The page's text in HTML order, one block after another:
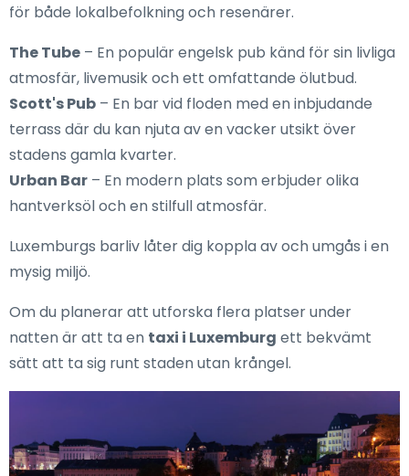
för både lokalbefolkning och resenärer.
The Tube – En populär engelsk pub känd för sin livliga
atmosfär, livemusik och ett omfattande ölutbud.
Scott's Pub – En bar vid floden med en inbjudande
terrass där du kan njuta av en vacker utsikt över
stadens gamla kvarter.
Urban Bar – En modern plats som erbjuder olika
hantverksöl och en stilfull atmosfär.
Luxemburgs barliv låter dig koppla av och umgås i en
mysig miljö.
Om du planerar att utforska flera platser under
natten är att ta en taxi i Luxemburg ett bekvämt
sätt att ta sig runt staden utan krångel.